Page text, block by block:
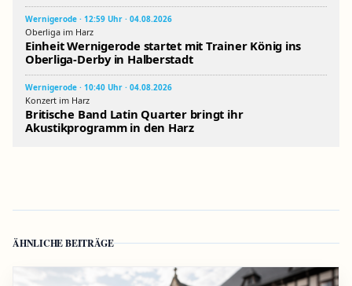
Wernigerode · 12:59 Uhr · 04.08.2026
Oberliga im Harz
Einheit Wernigerode startet mit Trainer König ins
Oberliga-Derby in Halberstadt
Wernigerode · 10:40 Uhr · 04.08.2026
Konzert im Harz
Britische Band Latin Quarter bringt ihr
Akustikprogramm in den Harz
ÄHNLICHE BEITRÄGE